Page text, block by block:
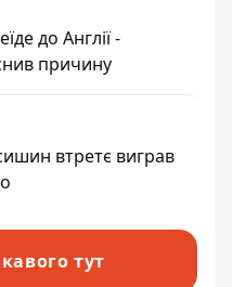
до Англії -
причину
втретє виграв
тут